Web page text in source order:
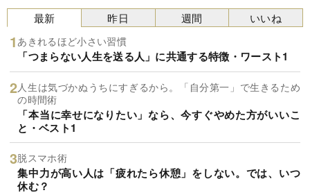
最新
あきれるほど小さい習慣
「つまらない人生を送る人」に共通する特徴・ワースト1
人生は気づかぬうちにすぎるから。「自分第一」で生きるため
の時間術
「本当に幸せになりたい」なら、今すぐやめた方がいいこ
と・ベスト1
脱スマホ術
集中力が高い人は「疲れたら休憩」をしない。では、いつ
休む？
昨日 週間 いいね